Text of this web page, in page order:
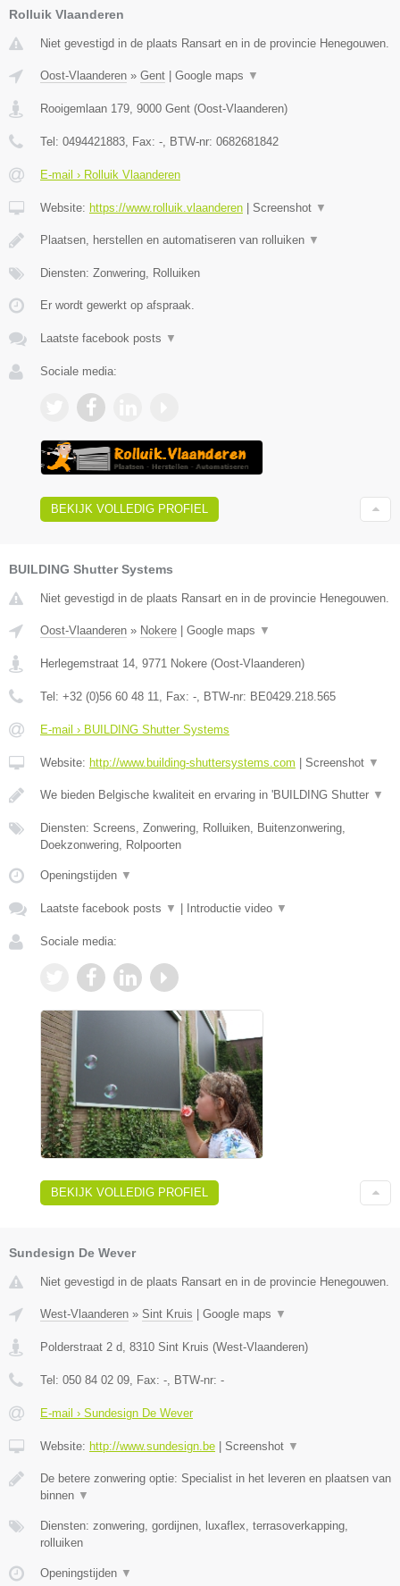
Rolluik Vlaanderen
Niet gevestigd in de plaats Ransart en in de provincie Henegouwen.
Oost-Vlaanderen » Gent Google maps ▼
Rooigemlaan 179, 9000 Gent (Oost-Vlaanderen)
Tel: 0494421883, Fax: -, BTW-nr: 0682681842
E-mail › Rolluik Vlaanderen
Website: https://www.rolluik.vlaanderen Screenshot ▼
Plaatsen, herstellen en automatiseren van rolluiken ▼
Diensten: Zonwering, Rolluiken
Er wordt gewerkt op afspraak.
Laatste facebook posts ▼
Sociale media:
BEKIJK VOLLEDIG PROFIEL
BUILDING Shutter Systems
Niet gevestigd in de plaats Ransart en in de provincie Henegouwen.
Oost-Vlaanderen » Nokere Google maps ▼
Herlegemstraat 14 9771 Nokere (Oost-Vlaanderen)
Tel: +32 (0)56 60 48 11 , Fax: - , BTW-nr: BE0429.218.565
E-mail › BUILDING Shutter Systems
Website: http://www.building-shuttersystems.com Screenshot ▼
We bieden Belgische kwaliteit en ervaring in 'BUILDING Shutter ▼
Diensten: Screens, Zonwering, Rolluiken, Buitenzonwering,
Doekzonwering, Rolpoorten
Openingstijden ▼
Laatste facebook posts ▼ Introductie video ▼
Sociale media:
BEKIJK VOLLEDIG PROFIEL
Sundesign De Wever
Niet gevestigd in de plaats Ransart en in de provincie Henegouwen.
West-Vlaanderen » Sint Kruis | Google maps ▼
Polderstraat 2 d 8310 Sint Kruis (West-Vlaanderen)
Tel: 050 84 02 09 , Fax: - , BTW-nr: -
E-mail › Sundesign De Wever
Website: http://www.sundesign.be | Screenshot ▼
De betere zonwering optie: Specialist in het leveren en plaatsen van
binnen ▼
Diensten: zonwering, gordijnen, luxaflex, terrasoverkapping,
rolluiken
Openingstijden ▼